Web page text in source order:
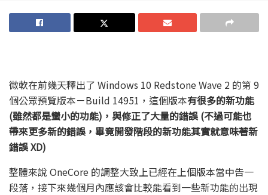
微軟在前幾天釋出了 Windows 10 Redstone Wave 2 的第 9
個公眾預覽版本－Build 14951，這個版本有很多的新功能
(雖然都是蠻小的功能)，與修正了大量的錯誤 (不過可能也
帶來更多新的錯誤，畢竟開發階段的新功能其實就意味著新
錯誤 XD)
整體來說 OneCore 的調整大致上已經在上個版本當中告一
段落，接下來幾個月內應該會比較能看到一些新功能的出現